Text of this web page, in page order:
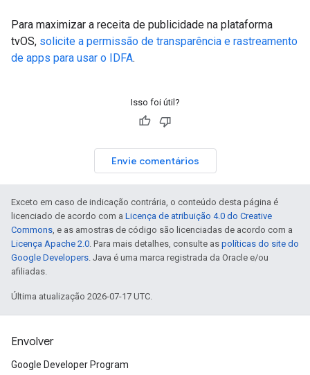
Para maximizar a receita de publicidade na plataforma
tvOS, solicite a permissão de transparência e rastreamento
de apps para usar o IDFA.
Isso foi útil?
Envie comentários
Exceto em caso de indicação contrária, o conteúdo desta página é
licenciado de acordo com a Licença de atribuição 4.0 do Creative
Commons, e as amostras de código são licenciadas de acordo com a
Licença Apache 2.0. Para mais detalhes, consulte as políticas do site do
Google Developers. Java é uma marca registrada da Oracle e/ou
afiliadas.
Última atualização 2026-07-17 UTC.
Envolver
Google Developer Program